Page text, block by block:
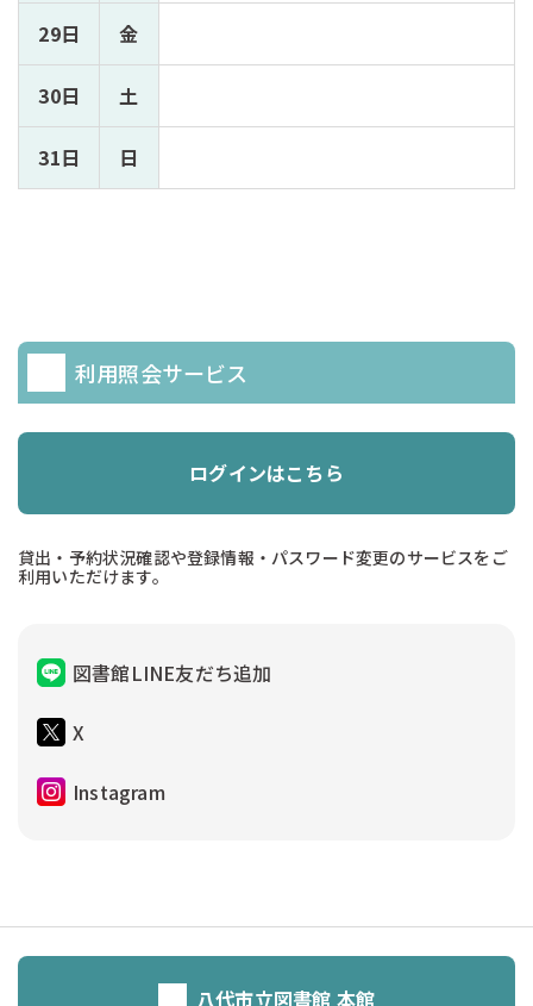
29日 金
30日 土
31日 日
利用照会サービス
ログインはこちら
貸出・予約状況確認や登録情報・パスワード変更のサービスをご
利用いただけます。
図書館LINE友だち追加
X
Instagram
八代市立図書館 本館